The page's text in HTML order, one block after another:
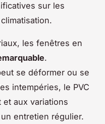
sur les
les fenêtres en
.
se déformer ou se
intempéries, le PVC
aux variations
entretien régulier.